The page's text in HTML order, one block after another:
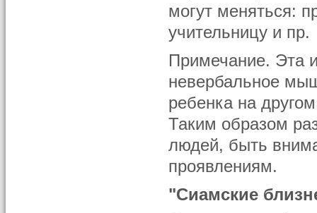
могут меняться:
учительницу и пр.
Примечание. Эта
невербальное
ребенка на
Таким образом
людей, быть
проявлениям.
"Сиамские